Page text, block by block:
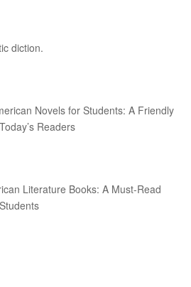
diction.
Novels for Students: A Friendly
Readers
Literature Books: A Must-Read